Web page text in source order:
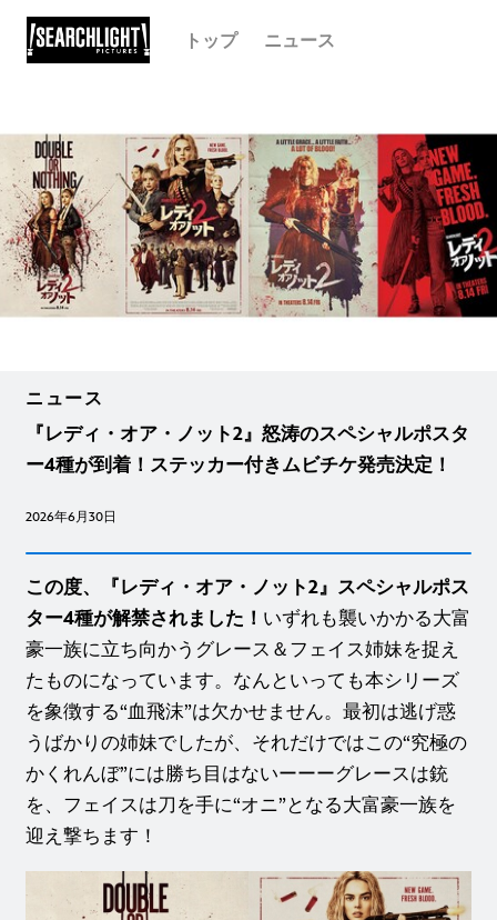
トップ ニュース
ニュース
『レディ・オア・ノット2』怒涛のスペシャルポスタ
ー4種が到着！ステッカー付きムビチケ発売決定！
2026年6月30日
この度、『レディ・オア・ノット2』スペシャルポス
ター4種が解禁されました！ いずれも襲いかかる大富
豪一族に立ち向かうグレース＆フェイス姉妹を捉え
たものになっています。なんといっても本シリーズ
を象徴する“血飛沫”は欠かせません。最初は逃げ惑
うばかりの姉妹でしたが、それだけではこの“究極の
かくれんぼ”には勝ち目はないーーーグレースは銃
を、フェイスは刀を手に“オニ”となる大富豪一族を
迎え撃ちます！